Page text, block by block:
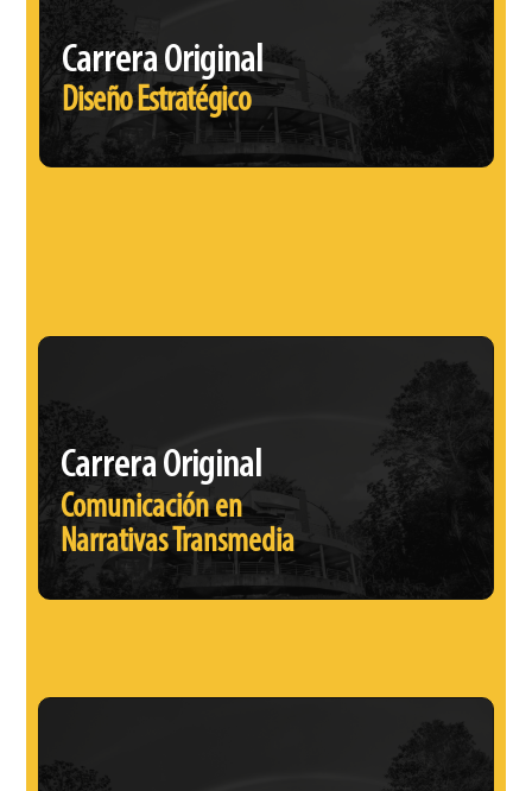
Carrera Original
Diseño Estratégico
Carrera Original
Comunicación en
Narrativas Transmedia